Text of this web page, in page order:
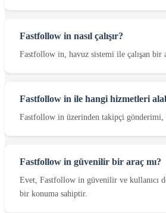
Fastfollow in nasıl çalışır?
Fastfollow in, havuz sistemi ile çalışan bir
Fastfollow in ile hangi hizmetleri
Fastfollow in üzerinden takipçi gönderimi,
Fastfollow in güvenilir bir araç mı?
Evet, Fastfollow in güvenilir ve kullanıcı
bir konuma sahiptir.